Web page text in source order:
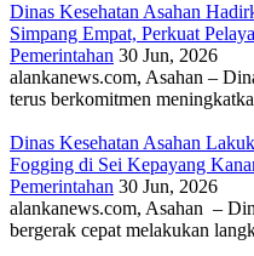
Dinas Kesehatan Asahan
Simpang Empat, Perkuat
Pemerintahan 30 Jun, 2026
alankanews.com, Asahan –
terus berkomitmen
Dinas Kesehatan Asahan
Fogging di Sei Kepayang
Pemerintahan 30 Jun, 2026
alankanews.com, Asahan –
bergerak cepat melakukan